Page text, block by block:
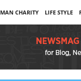
CHARITY LIFE STYLE